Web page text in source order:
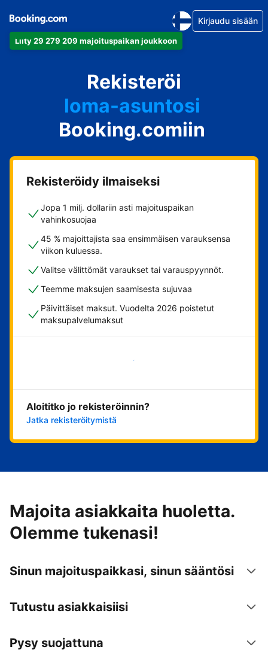
Liity 29 279 209 majoituspaikan joukkoon
Kirjaudu sisään
Rekisteröi
huoneistosi
hotellisi
loma-asuntosi
guesthousesi
bed & breakfastisi
Booking.comiin
Rekisteröidy ilmaiseksi
Jopa 1 milj. dollariin asti majoituspaikan
vahinkosuojaa
45 % majoittajista saa ensimmäisen varauksensa
viikon kuluessa.
Valitse välittömät varaukset tai varauspyynnöt.
Teemme maksujen saamisesta sujuvaa
Päivittäiset maksut. Vuodelta 2026 poistetut
maksupalvelumaksut
Aloita nyt
Aloititko jo rekisteröinnin?
Jatka rekisteröitymistä
Majoita asiakkaita huoletta.
Olemme tukenasi!
Sinun majoituspaikkasi, sinun sääntösi
Tutustu asiakkaisiisi
Pysy suojattuna